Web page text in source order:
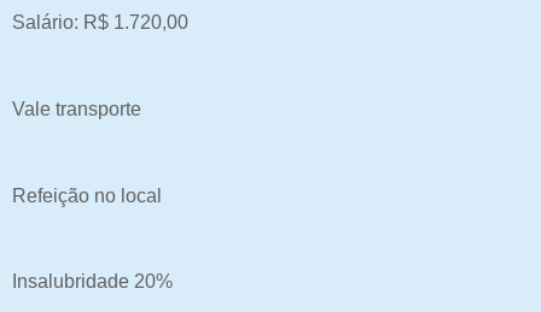
Salário: R$ 1.720,00
Vale transporte
Refeição no local
Insalubridade 20%